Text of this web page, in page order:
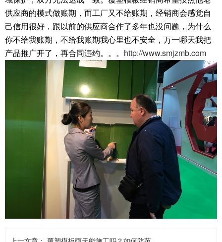
供应商的模式做账期，而工厂又不给账期，经销商会感觉自
己信用很好，跟以前的供应商合作了多年也没问题，为什么
你不给我账期，不给我账期我心里也不安全，万一哪天我把
产品推广开了，再合同违约。。。 http://www.smjzmb.com